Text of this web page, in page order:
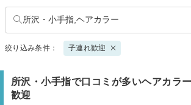
所沢・小手指,ヘアカラー
絞り込み条件： 子連れ歓迎
所沢・小手指で口コミが多いヘアカラ
歓迎